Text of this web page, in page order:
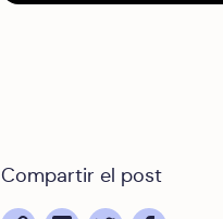
Compartir el post